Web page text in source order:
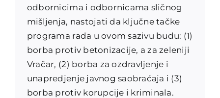
odbornicima i odbornicama sličnog
mišljenja, nastojati da ključne tačke
programa rada u ovom sazivu budu: (1)
borba protiv betonizacije, a za zeleniji
Vračar, (2) borba za ozdravljenje i
unapredjenje javnog saobraćaja i (3)
borba protiv korupcije i kriminala.